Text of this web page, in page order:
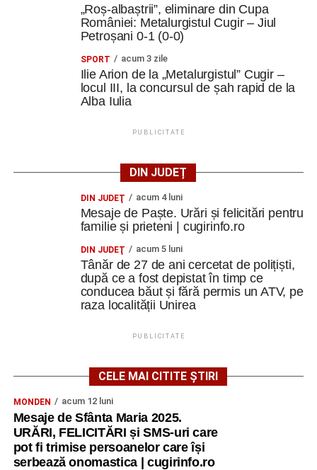
„Roș-albaștrii”, eliminare din Cupa
României: Metalurgistul Cugir – Jiul
Petroșani 0-1 (0-0)
SPORT acum 3 zile
Ilie Arion de la „Metalurgistul” Cugir –
locul III, la concursul de șah rapid de la
Alba Iulia
PUBLICITATE
DIN JUDEȚ
DIN JUDEŢ acum 4 luni
Mesaje de Paște. Urări și felicitări pentru
familie și prieteni | cugirinfo.ro
DIN JUDEŢ acum 5 luni
Tânăr de 27 de ani cercetat de polițiști,
după ce a fost depistat în timp ce
conducea băut și fără permis un ATV, pe
raza localității Unirea
PUBLICITATE
CELE MAI CITITE ȘTIRI
MONDEN acum 12 luni
Mesaje de Sfânta Maria 2025.
URĂRI, FELICITĂRI și SMS-uri care
pot fi trimise persoanelor care își
serbează onomastica | cugirinfo.ro